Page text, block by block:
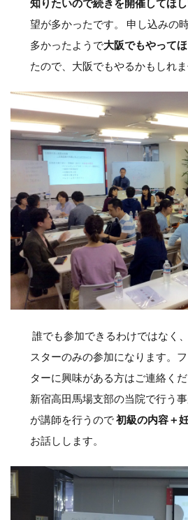
知りたいので続きを開催してほし
望が多かったです。 申し込みの
多かったようで大阪でもやって
たので、大阪でもやるかもしれま
誰でも参加できるわけではなく
スターのみの参加になります。
ターに興味がある方はご連絡く
新宿高田馬場支部の当院で行う
が講師を行うので初級の内容＋
お話しします。